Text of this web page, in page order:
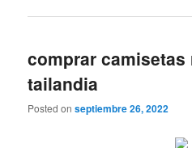
comprar camisetas
tailandia
Posted onseptiembre 26, 2022